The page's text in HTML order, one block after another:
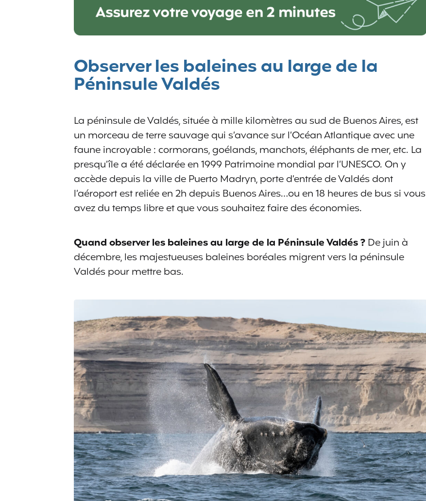
Observer les baleines au large de la
Péninsule Valdés
La péninsule de Valdés, située à mille kilomètres au sud de Buenos Aires, est
un morceau de terre sauvage qui s’avance sur l’Océan Atlantique avec une
faune incroyable : cormorans, goélands, manchots, éléphants de mer, etc. La
presqu’île a été déclarée en 1999 Patrimoine mondial par l’UNESCO. On y
accède depuis la ville de Puerto Madryn, porte d’entrée de Valdés dont
l’aéroport est reliée en 2h depuis Buenos Aires…ou en 18 heures de bus si vous
avez du temps libre et que vous souhaitez faire des économies.
Quand observer les baleines au large de la Péninsule Valdés ?De juin à
décembre, les majestueuses baleines boréales migrent vers la péninsule
Valdés pour mettre bas.